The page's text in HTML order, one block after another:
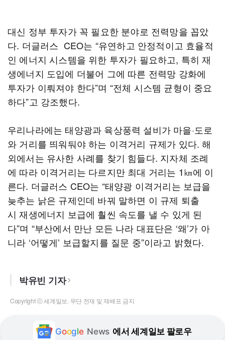
대신 정부 투자가 꼭 필요한 분야로 전력망을 꼽았
다. 더글러스 CEO는 “유연하고 안정적이고 효율적
인 에너지 시스템을 위한 투자가 필요하고, 특히 재
생에너지 도입에 더불어 그에 따른 전력망 강화에
투자가 이뤄져야 한다”며 “전체 시스템 균형이 중요
하다”고 강조했다.
우리나라에는 태양광과 육상풍력 설비가 마을·도로
와 거리를 띄워둬야 하는 이격거리 규제가 있다. 해
외에서는 유사한 사례를 찾기 힘들다. 지자체 조례
에 따라 이격거리는 다르지만 최대 거리는 1㎞에 이
른다. 더글러스 CEO는 “태양광 이격거리는 보급을
늦추는 낡은 규제인데 바꿔 말하면 이 규제 퇴출
시 재생에너지 보급에 훨씬 속도를 낼 수 있게 된
다”며 “부산에서 만난 모든 나라 대표단은 ‘왜’가 아
니라 ‘어떻게’ 보급할지를 질문 중”이라고 밝혔다.
박유빈 기자
Copyright ⓒ 세계일보. 무단 전재 및 재배포 금지
Google News 에서 세계일보 팔로우